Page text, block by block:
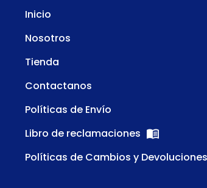
Inicio
Nosotros
Tienda
Contactanos
Políticas de Envío
Libro de reclamaciones
Políticas de Cambios y Devoluciones